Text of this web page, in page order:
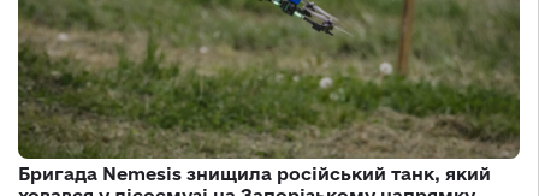
Бригада Nemesis знищила російський танк, який